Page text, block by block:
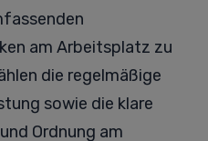
am Arbeitsplatz zu
die regelmäßige
sowie die klare
Ordnung am